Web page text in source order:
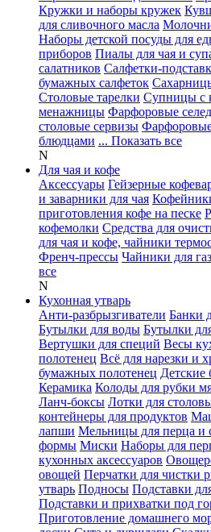
Кружки и наборы кружек
для сливочного масла
Наборы детской посуды для
приборов Пиалы для чая и
салатников Салфетки-
бумажных салфеток
Столовые тарелки Супницы с
менажницы Фарфоровые
столовые сервизы
блюдцами ... Показать все
N
Для чая и кофе
Аксессуары Гейзерные
и заварники для чая
приготовления кофе на песке
кофемолки Средства для
для чая и кофе, чайники
Френч-прессы Чайники для
все
N
Кухонная утварь
Анти-разбрызгиватели Банки
Бутылки для воды Бутылки
Вертушки для специй Весы
полотенец Всё для нарезки и
бумажных полотенец Детские
Керамика Колоды для рубки
Ланч-боксы Лотки для
контейнеры для продуктов
лапши Мельницы для перца и
формы Миски Наборы для
кухонных аксессуаров
овощей Перчатки для чистки
утварь Подносы Подставки
Подставки и прихватки под
Приготовление домашнего